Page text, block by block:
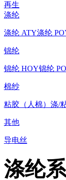
再生
涤纶
涤纶 ATY涤纶
锦纶
锦纶 HOY锦纶
棉纱
粘胶（人棉） 涤/
其他
导电丝
涤纶